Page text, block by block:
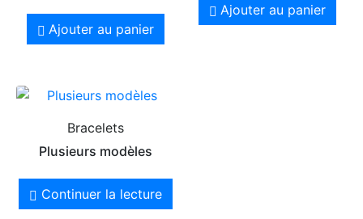
Ajouter au panier
Ajouter au panier
Bracelets
Plusieurs modèles
Continuer la lecture